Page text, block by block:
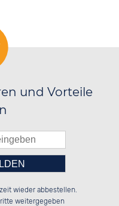
und Vorteile
tragen Sie die Zahl in
Feld ein.
wieder abbestellen.
weitergegeben